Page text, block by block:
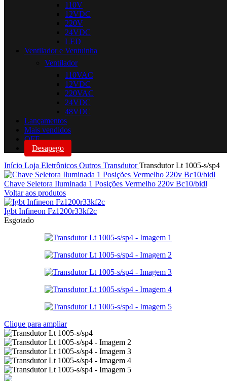
110V
12VDC
220V
24VDC
LED
Ventilador e Ventuinha
Ventilador
110VAC
12VDC
220VAC
24VDC
48VDC
Lançamentos
Mais vendidos
OFF
Desapego
Início Loja Eletrônicos Outros TransdutorTransdutor Lt 1005-s/sp4
Chave Seletora Iluminada 1 Posições Vermelho 220v Bc10/bidl
Voltar aos produtos
Igbt Infineon Fz1200r33kf2c
Esgotado
Clique para ampliar